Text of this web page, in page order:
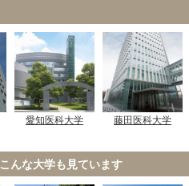
愛知医科大学 藤田医科大学
こんな大学も見ています